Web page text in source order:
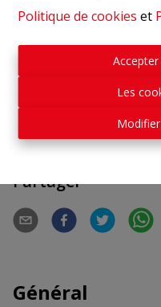
Politique de cookies et
Les
Contactez nos
d'informations au
reprise au coeur de la
Partager
Général